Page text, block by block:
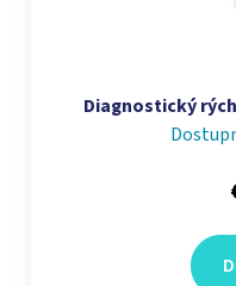
Diagnostický